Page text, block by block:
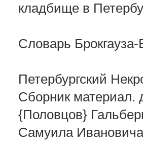
кладбище в
Словарь
Петербургский
Сборник материал.
{Половцов}
Самуила Ивановича